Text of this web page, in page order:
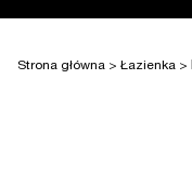
Strona główna > Łazienka >